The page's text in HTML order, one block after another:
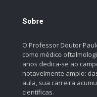
Sobre
O Professor Doutor
como médico
anos dedica-se ao
notavelmente amplo:
aula, sua carreira
científicas.